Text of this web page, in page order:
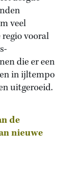
veel
vooral
die er een
in ijltempo
uitgeroeid.
de
nieuwe